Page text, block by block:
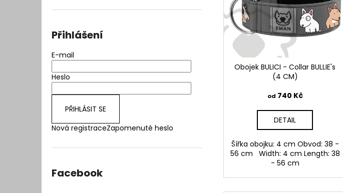
Přihlášení
E-mail
Heslo
PŘIHLÁSIT SE
Nová registraceZapomenuté heslo
Facebook
u
k
t
s
p
Obojek BULICI - Collar BULLIE's
(4 CM)
od 740 Kč
DETAIL
Šířka obojku: 4 cm Obvod: 38 -
56 cm Width: 4 cm Length: 38
- 56 cm